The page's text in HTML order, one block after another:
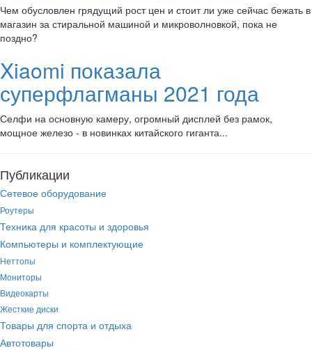
Чем обусловлен грядущий рост цен и стоит ли уже сейчас бежать в
магазин за стиральной машиной и микроволновкой, пока не
поздно?
Xiaomi показала
суперфлагманы 2021 года
Селфи на основную камеру, огромный дисплей без рамок,
мощное железо - в новинках китайского гиганта...
Публикации
Сетевое оборудование
Роутеры
Техника для красоты и здоровья
Компьютеры и комплектующие
Неттопы
Мониторы
Видеокарты
Жесткие диски
Товары для спорта и отдыха
Автотовары